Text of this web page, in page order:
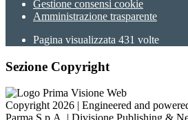
Gestione consensi cookie
Amministrazione trasparente
Pagina visualizzata 431 volte
Sezione Copyright
Copyright 2026 | Engineered and